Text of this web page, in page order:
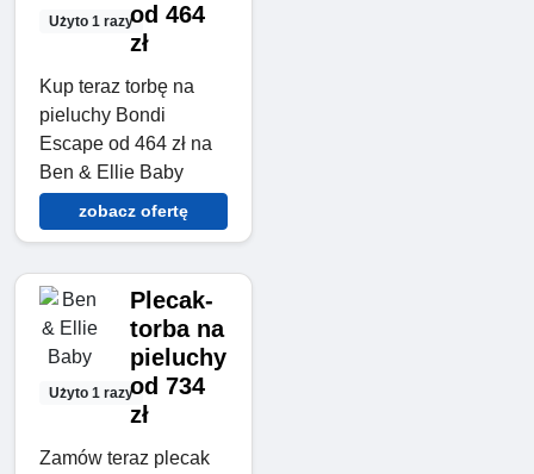
Użyto 1 razyod 464
zł
Kup teraz torbę na
pieluchy Bondi
Escape od 464 zł na
Ben & Ellie Baby
zobacz ofertę
Użyto 1 razy
Plecak-
torba na
pieluchy
od 734
zł
Zamów teraz plecak